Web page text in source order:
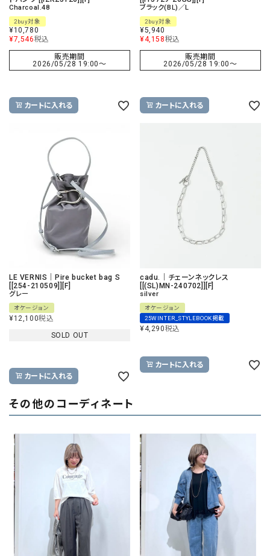
Charcoal.48
2buy対象
¥10,780
¥7,546税込
販売期間
2026/05/28 19:00〜
カートに入れる
ブラック(BL)／L
2buy対象
¥5,940
¥4,158税込
販売期間
2026/05/28 19:00〜
カートに入れる
LE VERNIS｜Pire bucket bag S
[[254-210509]][F]
グレー
オケージョン
¥12,100税込
SOLD OUT
カートに入れる
cadu.｜チェーンネックレス
[[(SL)MN-240702]][F]
silver
オケージョン
25WINTER_STYLEBOOK掲載
¥4,290税込
カートに入れる
その他のコーディネート